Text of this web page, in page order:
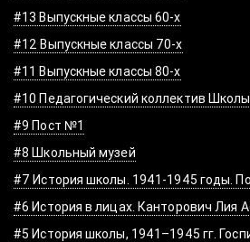
#13 Выпускные классы 60-х
#12 Выпускные классы 70-х
#11 Выпускные классы 80-х
#10 Педагогический коллектив
#9 Пост №1
#8 Школьный музей
#7 История школы. 1941-1945 годы.
#6 История в лицах. Канторович Лия
#5 История школы, 1941–1945 гг.